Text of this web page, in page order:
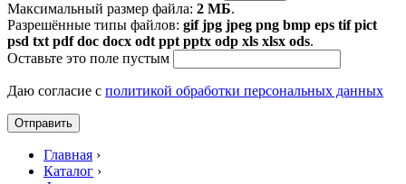
Максимальный размер файла: 2 МБ.
Разрешённые типы файлов: gif jpg jpeg png bmp eps tif pict
psd txt pdf doc docx odt ppt pptx odp xls xlsx ods.
Оставьте это поле пустым
Даю согласие с политикой обработки персональных данных
Главная ›
Каталог ›